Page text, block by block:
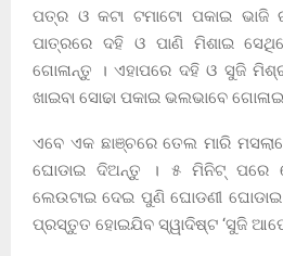
ପତ୍ର ଓ କଟା ଟମାଟୋ ପକାଇ
ପାତ୍ରରେ ଦହି ଓ ପାଣି ମିଶାଇ
ଗୋଳାନ୍ତୁ । ଏହାପରେ ଦହି ଓ ସୁଜି
ଖାଇବା ସୋଢା ପକାଇ ଭଲଭାବେ
ଏବେ ଏକ ଛାଞ୍ଚରେ ତେଲ ମାରି
ଘୋଡାଇ ଦିଅନ୍ତୁ । ୫ ମିନିଟ୍ ପରେ
ଲେଉଟାଇ ଦେଇ ପୁଣି ଘୋଡଣୀ
ପ୍ରସ୍ତୁତ ହୋଇଯିବ ସ୍ୱାଦିଷ୍ଟ ‘ସୁଜି